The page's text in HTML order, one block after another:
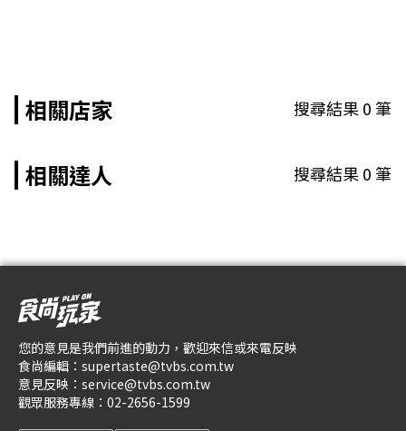
相關店家 搜尋結果0筆
相關達人 搜尋結果0筆
您的意見是我們前進的動力，歡迎來信或來電反映
食尚編輯： supertaste@tvbs.com.tw
意見反映： service@tvbs.com.tw
觀眾服務專線： 02-2656-1599